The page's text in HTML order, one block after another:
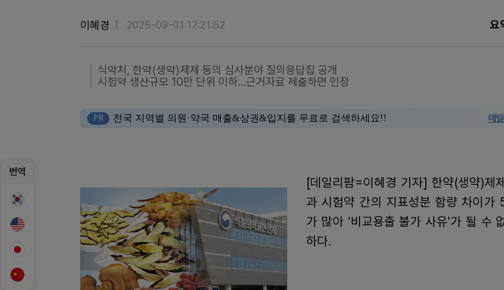
번역
이혜경 2025-09-01 17:21:52 요
식약처, 한약(생약)제제 등의 심사분야 질의응답집 공개
시험약 생산규모 10만 단위 이하...근거자료 제출하면 인정
PR 전국 지역별 의원·약국 매출&상권&입지를 무료로 검색하세요!! 데
[데일리팜=이혜경 기자] 한약(생약)제
과 시험약 간의 지표성분 함량 차이가
가 많아 '비교용출 불가 사유'가 될 수
하다.